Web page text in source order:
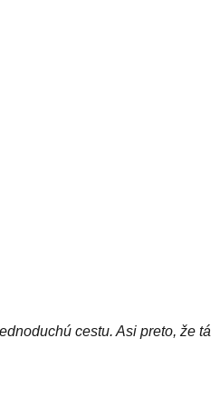
cestu. Asi preto, že tá